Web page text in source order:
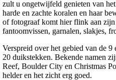
zult u ongetwijfeld genieten van
harde en zachte koralen en haar
of fotograaf komt hier flink aan zijn
fantoomvissen, garnalen, slakjes,
Verspreid over het gebied van de
20 duikstekken. Bekende namen
Reef, Boulder City en Christmas
helder en het zicht erg goed.